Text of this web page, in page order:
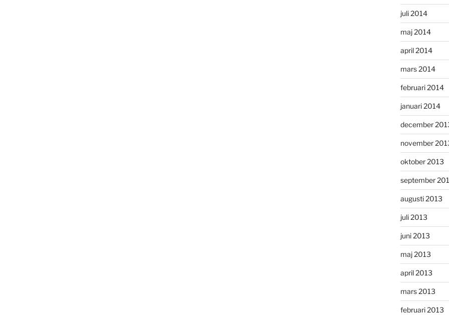
juli 2014
maj 2014
april 2014
mars 2014
februari 2014
januari 2014
december
november
oktober 2013
september
augusti 2013
juli 2013
juni 2013
maj 2013
april 2013
mars 2013
februari 2013